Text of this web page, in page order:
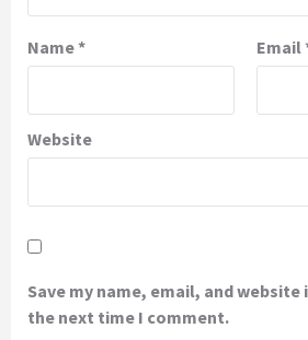
Name* Email
Website
Save my name, email, and
the next time I comment.